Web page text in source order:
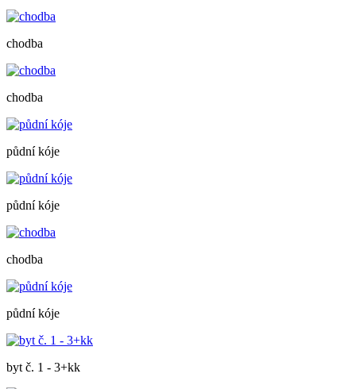
chodba
chodba
půdní kóje
půdní kóje
chodba
půdní kóje
byt č. 1 - 3+kk